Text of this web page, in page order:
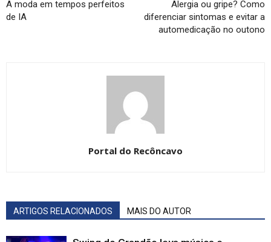
A moda em tempos perfeitos
de IA
Alergia ou gripe? Como
diferenciar sintomas e evitar a
automedicação no outono
Portal do Recôncavo
ARTIGOS RELACIONADOS MAIS DO AUTOR